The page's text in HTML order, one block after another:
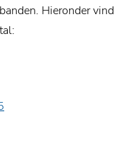
Hieronder vind